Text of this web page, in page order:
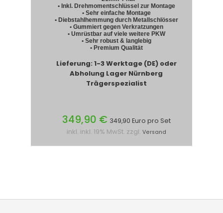
• Inkl. Drehmomentschlüssel zur Montage
• Sehr einfache Montage
• Diebstahlhemmung durch Metallschlösser
• Gummiert gegen Verkratzungen
• Umrüstbar auf viele weitere PKW
• Sehr robust & langlebig
• Premium Qualität
Lieferung: 1-3 Werktage (DE) oder
Abholung Lager Nürnberg
Trägerspezialist
349,90 € 349,90 Euro pro Set
inkl. inkl. 19% MwSt. zzgl. Versand